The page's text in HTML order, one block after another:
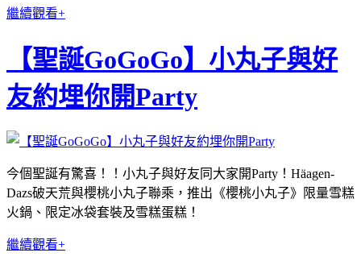
繼續觀看+
【聖誕GoGoGo】小丸子與好
友約埋你開Party
今個聖誕有驚喜！！小丸子與好友同大家開Party！Häagen-
Dazs破天荒與櫻桃小丸子聯乘，推出《櫻桃小丸子》限量雪糕
火鍋、限定冰袋套裝及雪糕蛋糕！
繼續觀看+